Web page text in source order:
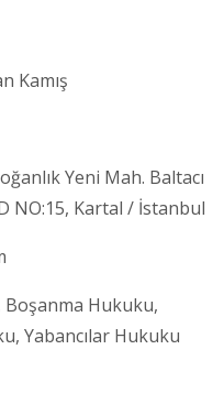
Kamış
Yeni Mah. Baltacı
NO:15, Kartal / İstanbul
Boşanma Hukuku,
Yabancılar Hukuku